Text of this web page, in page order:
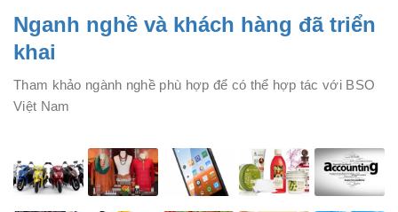
Nganh nghề và khách hàng đã triển
khai
Tham khảo ngành nghề phù hợp để có thể hợp tác với BSO
Việt Nam